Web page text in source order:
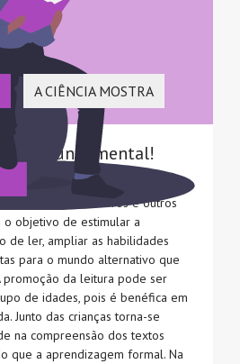
A CIÊNCIA MOSTRA
é fundamental!
consiste na realização de
o contacto com livros e outros
o objetivo de estimular a
de ler, ampliar as habilidades
para o mundo alternativo que
promoção da leitura pode ser
de idades, pois é benéfica em
Junto das crianças torna-se
na compreensão dos textos
que a aprendizagem formal. Na